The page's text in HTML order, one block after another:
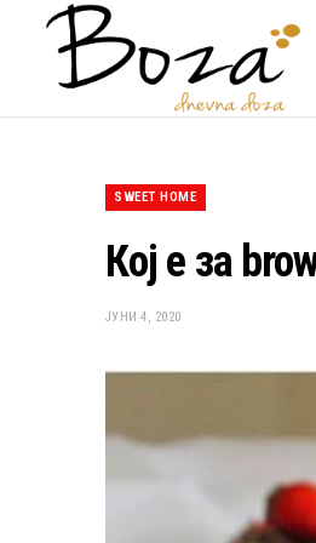
SWEET HOME
Кој е за
ЈУНИ 4, 2020